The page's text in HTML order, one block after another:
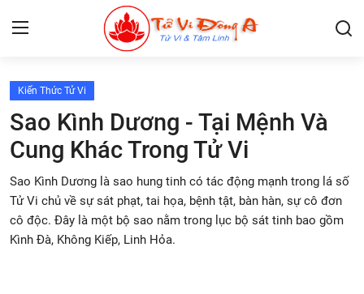
Lập Lá Số Tử Vi
Kiến Thức Tử Vi
Xem bói
Tâm Linh
Kiến Thức Tử Vi
Sao Kình Dương - Tại Mệnh Và
Cung Khác Trong Tử Vi
Sao Kình Dương là sao hung tinh có tác động mạnh trong lá số
Tử Vi chủ về sự sát phạt, tai họa, bệnh tật, bàn hàn, sự cô đơn
cô độc. Đây là một bộ sao nằm trong lục bộ sát tinh bao gồm
Kình Đà, Không Kiếp, Linh Hỏa.